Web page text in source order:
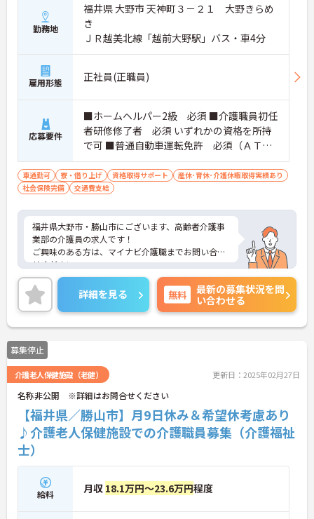
勤務地
福井県 大野市 天神町３－２１ 大野きらめ
き
ＪＲ越美北線「越前大野駅」バス・車4分
雇用形態 正社員(正職員)
応募要件
■ホームヘルパー2級 必須 ■介護職員初任
者研修修了者 必須 いずれかの資格を所持
で可 ■普通自動車運転免許 必須（ＡＴ限
定可）
車通勤可 寮・借り上げ 資格取得サポート
産休･育休･介護休暇取得実績あり
社会保険完備
交通費支給
福井県大野市・勝山市にございます、高齢者介護事
業部の介護員の求人です！
ご興味のある方は、マイナビ介護職までお問い合わ
せください。
詳細を見る 無料
最新の募集状況を問
い合わせる
募集停止
介護老人保健施設（老健） 更新日：2025年02月27日
名称非公開 ※詳細はお問合せください
【福井県／勝山市】月9日休み＆希望休考慮あり
♪介護老人保健施設での介護職員募集（介護福祉
士）
給料 月収 18.1万円～23.6万円程度